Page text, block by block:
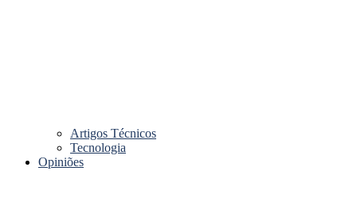
Artigos Técnicos
Tecnologia
Opiniões